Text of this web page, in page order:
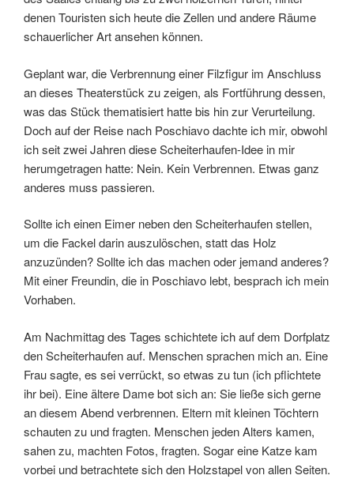
denen Touristen sich heute die Zellen und andere Räume
schauerlicher Art ansehen können.
Geplant war, die Verbrennung einer Filzfigur im Anschluss
an dieses Theaterstück zu zeigen, als Fortführung dessen,
was das Stück thematisiert hatte bis hin zur Verurteilung.
Doch auf der Reise nach Poschiavo dachte ich mir, obwohl
ich seit zwei Jahren diese Scheiterhaufen-Idee in mir
herumgetragen hatte: Nein. Kein Verbrennen. Etwas ganz
anderes muss passieren.
Sollte ich einen Eimer neben den Scheiterhaufen stellen,
um die Fackel darin auszulöschen, statt das Holz
anzuzünden? Sollte ich das machen oder jemand anderes?
Mit einer Freundin, die in Poschiavo lebt, besprach ich mein
Vorhaben.
Am Nachmittag des Tages schichtete ich auf dem Dorfplatz
den Scheiterhaufen auf. Menschen sprachen mich an. Eine
Frau sagte, es sei verrückt, so etwas zu tun (ich pflichtete
ihr bei). Eine ältere Dame bot sich an: Sie ließe sich gerne
an diesem Abend verbrennen. Eltern mit kleinen Töchtern
schauten zu und fragten. Menschen jeden Alters kamen,
sahen zu, machten Fotos, fragten. Sogar eine Katze kam
vorbei und betrachtete sich den Holzstapel von allen Seiten.